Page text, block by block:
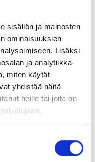
sisällön ja mainosten
ominaisuuksien
Lisäksi
ja analytiikka-
miten käytät
yhdistää näitä
heille tai joita on
kaivuutöitä touko–
molemmin
Yhtiöt Oy, jossa
Mika Asikainen,